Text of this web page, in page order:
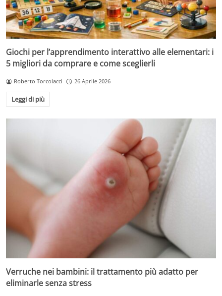
Giochi per l’apprendimento interattivo alle elementari: i
5 migliori da comprare e come sceglierli
Roberto Torcolacci 26 Aprile 2026
Leggi di più
Verruche nei bambini: il trattamento più adatto per
eliminarle senza stress